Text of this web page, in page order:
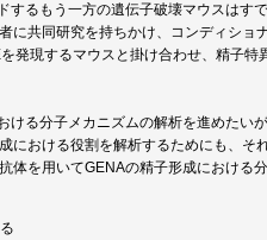
するもう一方の遺伝子破壊マウスは
に共同研究を持ちかけ、コンディシ
発現するマウスと掛け合わせ、精子
ける分子メカニズムの解析を進めた
における役割を解析するためにも、
体を用いてGENAの精子形成における